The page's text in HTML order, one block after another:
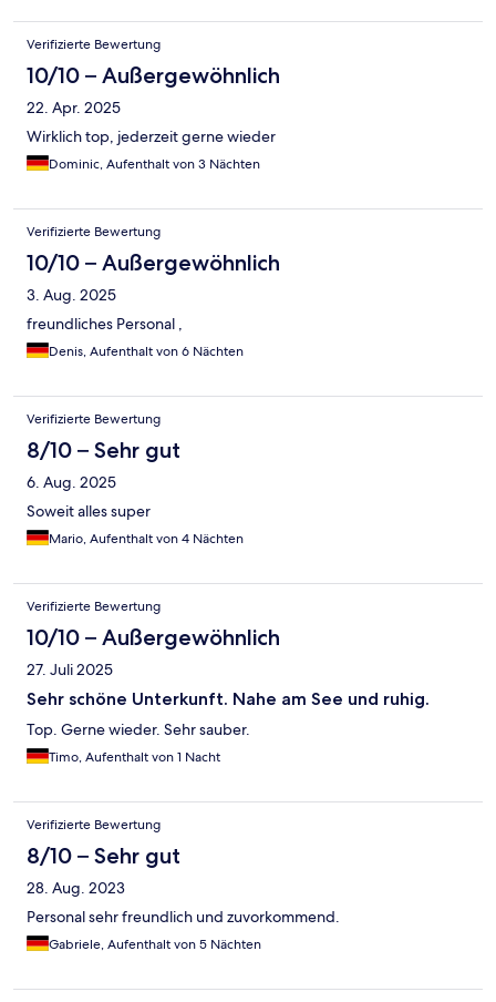
Verifizierte Bewertung
10/10 – Außergewöhnlich
22. Apr. 2025
Wirklich top, jederzeit gerne wieder
Dominic, Aufenthalt von 3 Nächten
Verifizierte Bewertung
10/10 – Außergewöhnlich
3. Aug. 2025
freundliches Personal ,
Denis, Aufenthalt von 6 Nächten
Verifizierte Bewertung
8/10 – Sehr gut
6. Aug. 2025
Soweit alles super
Mario, Aufenthalt von 4 Nächten
Verifizierte Bewertung
10/10 – Außergewöhnlich
27. Juli 2025
Sehr schöne Unterkunft. Nahe am See und ruhig.
Top. Gerne wieder. Sehr sauber.
Timo, Aufenthalt von 1 Nacht
Verifizierte Bewertung
8/10 – Sehr gut
28. Aug. 2023
Personal sehr freundlich und zuvorkommend.
Gabriele, Aufenthalt von 5 Nächten